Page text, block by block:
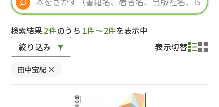
教師用参考書
検索結果 2件のうち 1件～2件を表示中
絞り込み 表示切替
田中宝紀 ×